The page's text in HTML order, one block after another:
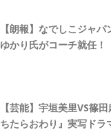
【朗報】なでしこジャ
ゆかり氏がコーチ就任！
【芸能】宇垣美里VS篠
ちたらおわり』実写ド